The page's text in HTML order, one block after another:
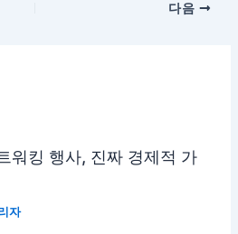
다음
워킹 행사, 진짜 경제적 가
자